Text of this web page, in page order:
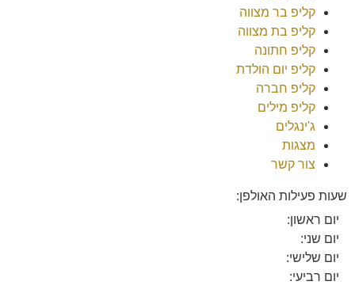
קליפ בר מצווה
קליפ בת מצווה
קליפ חתונה
קליפ יום הולדת
קליפ חברה
קליפ מילים
ג'ינגלים
מצגות
צור קשר
שעות פעילות האולפן:
יום ראשון:
יום שני:
יום שלישי:
יום רביעי: